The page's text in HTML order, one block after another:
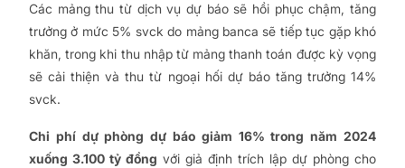
Các mảng thu từ dịch vụ dự báo sẽ hồi phục chậm, tăng
trưởng ở mức 5% svck do mảng banca sẽ tiếp tục gặp khó
khăn, trong khi thu nhập từ mảng thanh toán được kỳ vọng
sẽ cải thiện và thu từ ngoại hối dự báo tăng trưởng 14%
svck.
Chi phí dự phòng dự báo giảm 16% trong năm 2024
xuống 3.100 tỷ đồng với giả định trích lập dự phòng cho